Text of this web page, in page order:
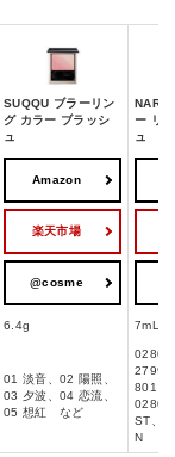
SUQQU ブラーリン
グ カラー ブラッシ
ュ
NARS
ー リ
ュ
Amazon
楽天市場
@cosme
6.4g 7mL
01 淡音、02 陽照、
03 夕波、04 恋流、
05 想紅 など
02800
2799
801
02802
ST、
N